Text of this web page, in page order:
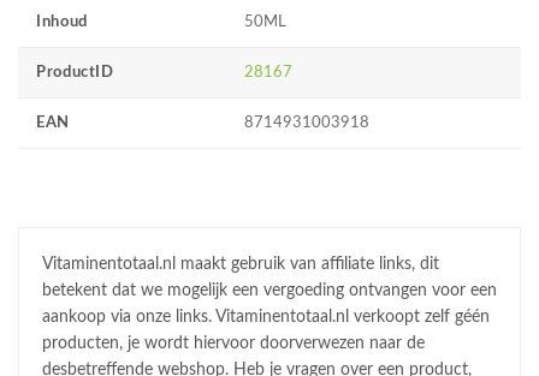
Inhoud 50ML
ProductID 28167
EAN 8714931003918
Vitaminentotaal.nl maakt gebruik van affiliate links, dit
betekent dat we mogelijk een vergoeding ontvangen voor een
aankoop via onze links. Vitaminentotaal.nl verkoopt zelf géén
producten, je wordt hiervoor doorverwezen naar de
desbetreffende webshop. Heb je vragen over een product,